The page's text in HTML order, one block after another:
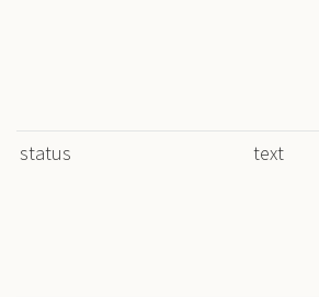
status
text